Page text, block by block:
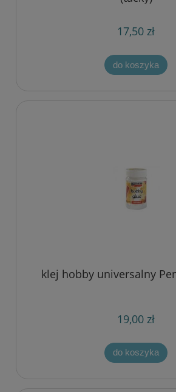
17,50 zł
do koszyka
klej hobby universalny
19,00 zł
do koszyka